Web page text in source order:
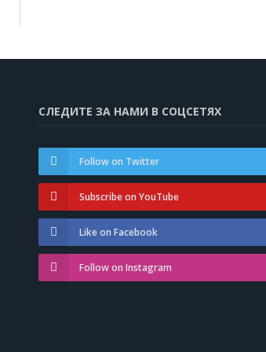
СЛЕДИТЕ ЗА НАМИ В СОЦСЕТЯХ
Follow on Twitter
Subscribe on YouTube
Like on Facebook
Follow on Instagram